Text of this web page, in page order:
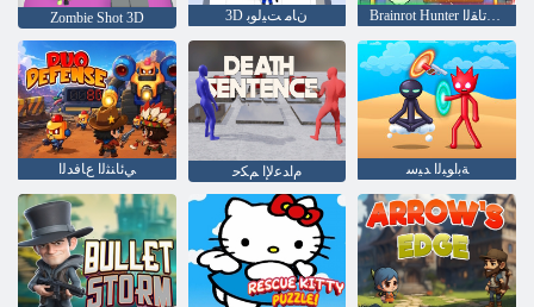
Zombie Shot 3D 3D ﻥﺎﻣ ﺖﻴﻟﻮﺑ Brainrot Hunter ﻲﻟﺎﻄﻳﻹ ﺍ ﻞﺗﺎﻘﻟﺍ
ﻲﺋﺎﻨﺜﻟﺍ ﻉﺎﻓﺪﻟﺍ ﻡﺍﺪﻋﻹ ﺍ ﻢﻜﺣ ﺔﺑﺍﻮﺒﻟﺍ ﺪﻴﺳ